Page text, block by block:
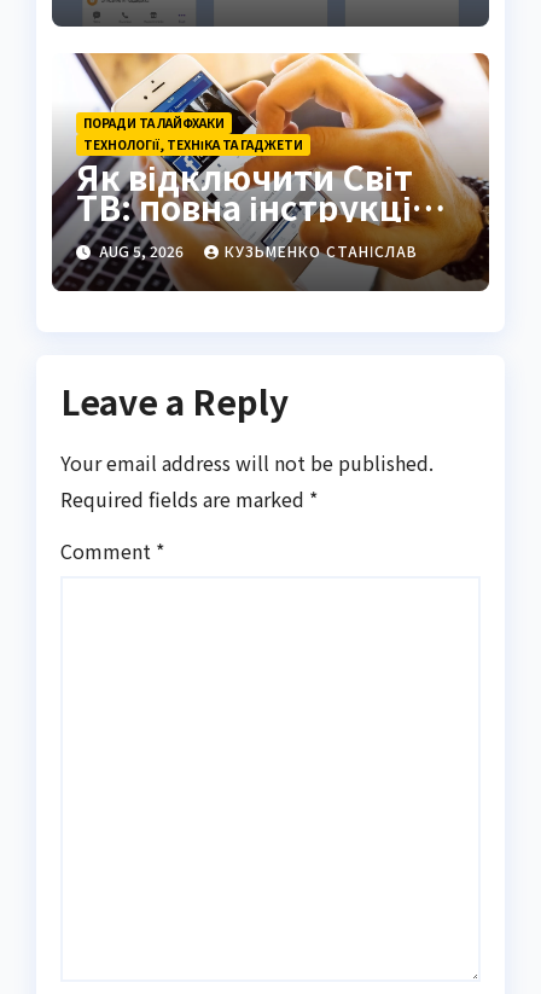
ПОРАДИ ТА ЛАЙФХАКИ
ТЕХНОЛОГІЇ, ТЕХНІКА ТА ГАДЖЕТИ
Як відключити Світ
ТВ: повна інструкція
2026
AUG 5, 2026 КУЗЬМЕНКО СТАНІСЛАВ
Leave a Reply
Your email address will not be published.
Required fields are marked *
Comment *